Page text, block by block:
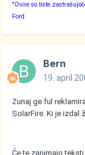
"Ovire so tiste
Ford
Bern
19. april
Zunaj ge ful
SolarFire. Ki je izdal
Če te zanimajo